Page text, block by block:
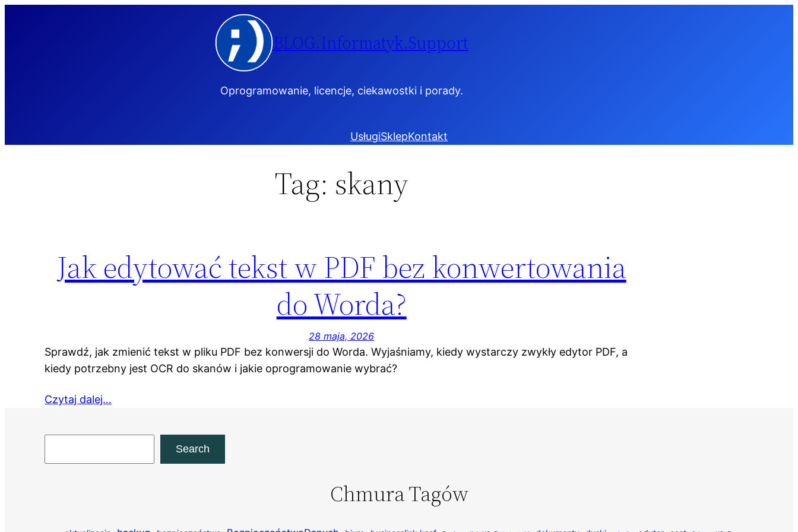
BLOG.Informatyk.Support
Oprogramowanie, licencje, ciekawostki i porady.
UsługiSklepKontakt
Tag: skany
Jak edytować tekst w PDF bez konwertowania
do Worda?
28 maja, 2026
Sprawdź, jak zmienić tekst w pliku PDF bez konwersji do Worda. Wyjaśniamy, kiedy wystarczy zwykły edytor PDF, a
kiedy potrzebny jest OCR do skanów i jakie oprogramowanie wybrać?
Czytaj dalej…
Search
Chmura Tagów